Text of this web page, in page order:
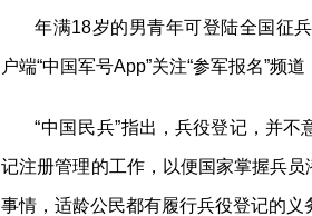
年满18岁的男青年可登陆全国征
户端“中国军号App”关注“参军报名”频道
“中国民兵”指出，兵役登记，并不
记注册管理的工作，以便国家掌握兵
事情，适龄公民都有履行兵役登记的义